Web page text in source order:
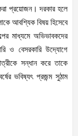
প্রয়োজন। দরকার হলে
আবশ্যিক বিষয় হিসেবে
মাধ্যমে অভিভাবকদের
ও বেসরকারি উদ্যোগে
সন্ধান করে তাকে
ভবিষ্যৎ প্রজন্ম সুঠাম